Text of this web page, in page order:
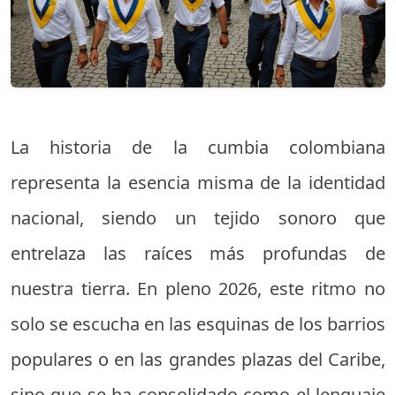
La historia de la cumbia colombiana
representa la esencia misma de la identidad
nacional, siendo un tejido sonoro que
entrelaza las raíces más profundas de
nuestra tierra. En pleno 2026, este ritmo no
solo se escucha en las esquinas de los barrios
populares o en las grandes plazas del Caribe,